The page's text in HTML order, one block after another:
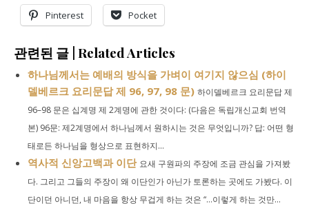
Pinterest Pocket
관련된 글 | Related Articles
하나님께서는 예배의 방식을 가벼이 여기지 않으심 (하이
델베르크 요리문답 제 96, 97, 98 문) 하이델베르크 요리문답 제
96–98 문은 십계명 제 2계명에 관한 것이다: (다음은 독립개신교회 번역
본) 96문: 제2계명에서 하나님께서 원하시는 것은 무엇입니까? 답: 어떤 형
태로든 하나님을 형상으로 표현하지...
역사적 신앙고백과 이단 요새 구원파의 주장에 조금 관심을 가져봤
다. 그리고 그들의 주장이 왜 이단인가 아닌가 토론하는 곳에도 가봤다. 이
단이던 아니던, 내 마음을 항상 무겁게 하는 것은 “…이렇게 하는 것만...